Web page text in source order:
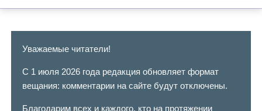
Уважаемые читатели!
С 1 июля 2026 года редакция обновляет формат
вещания: комментарии на сайте будут отключены.
Благодарим всех и каждого, кто на протяжении